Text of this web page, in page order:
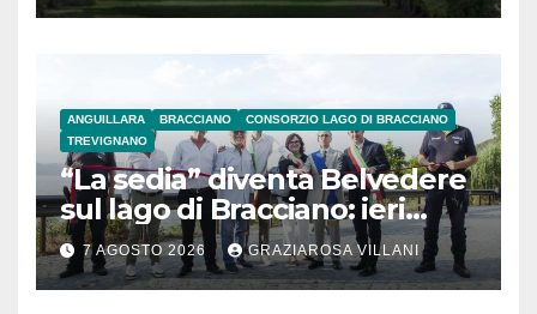
ANGUILLARA BRACCIANO
CONSORZIO LAGO DI BRACCIANO
TREVIGNANO
“La sedia” diventa Belvedere
sul lago di Bracciano: ieri
l’inaugurazione
7 AGOSTO 2026 GRAZIAROSA VILLANI